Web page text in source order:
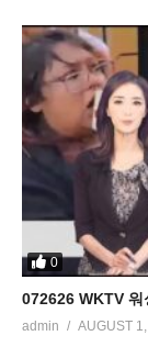
0
072626 WKTV 워
admin AUGUST